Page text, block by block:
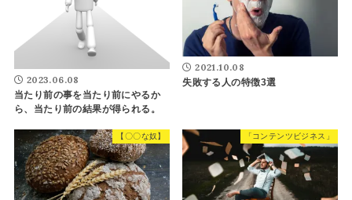
2023.06.08
当たり前の事を当たり前にやるか
ら、当たり前の結果が得られる。
2021.10.08
失敗する人の特徴3選
【〇〇な奴】 「コンテンツビジネス」